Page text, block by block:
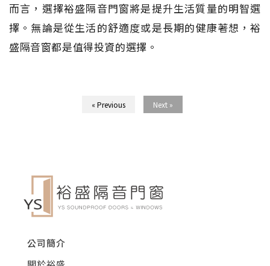
而言，選擇裕盛隔音門窗將是提升生活質量的明智選
擇。無論是從生活的舒適度或是長期的健康著想，裕
盛隔音窗都是值得投資的選擇。
« Previous Next »
公司簡介